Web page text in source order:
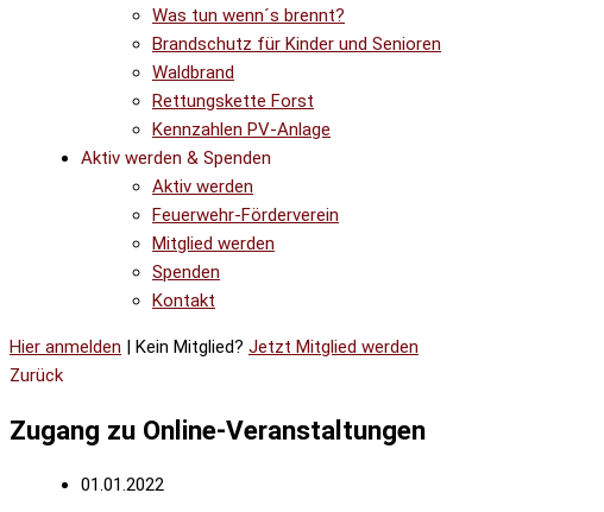
Was tun wenn´s brennt?
Brandschutz für Kinder und Senioren
Waldbrand
Rettungskette Forst
Kennzahlen PV-Anlage
Aktiv werden & Spenden
Aktiv werden
Feuerwehr-Förderverein
Mitglied werden
Spenden
Kontakt
Hier anmelden | Kein Mitglied? Jetzt Mitglied werden
Zurück
Zugang zu Online-Veranstaltungen
01.01.2022